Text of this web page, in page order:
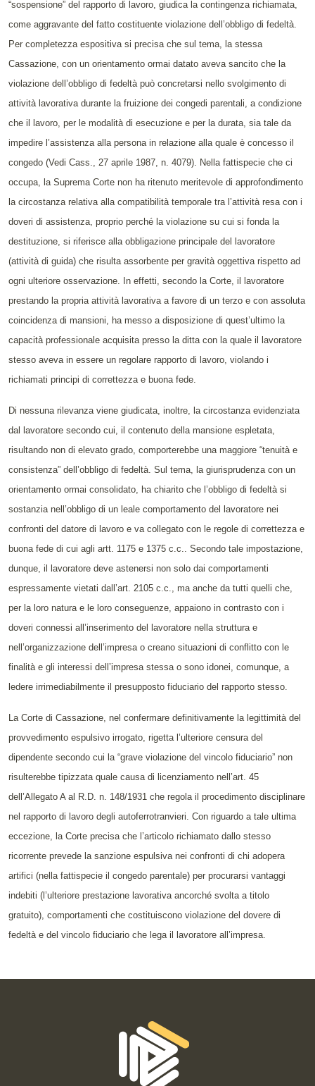
“sospensione” del rapporto di lavoro, giudica la contingenza richiamata,
come aggravante del fatto costituente violazione dell’obbligo di fedeltà.
Per completezza espositiva si precisa che sul tema, la stessa
Cassazione, con un orientamento ormai datato aveva sancito che la
violazione dell’obbligo di fedeltà può concretarsi nello svolgimento di
attività lavorativa durante la fruizione dei congedi parentali, a condizione
che il lavoro, per le modalità di esecuzione e per la durata, sia tale da
impedire l’assistenza alla persona in relazione alla quale è concesso il
congedo (Vedi Cass., 27 aprile 1987, n. 4079). Nella fattispecie che ci
occupa, la Suprema Corte non ha ritenuto meritevole di approfondimento
la circostanza relativa alla compatibilità temporale tra l’attività resa con i
doveri di assistenza, proprio perché la violazione su cui si fonda la
destituzione, si riferisce alla obbligazione principale del lavoratore
(attività di guida) che risulta assorbente per gravità oggettiva rispetto ad
ogni ulteriore osservazione. In effetti, secondo la Corte, il lavoratore
prestando la propria attività lavorativa a favore di un terzo e con assoluta
coincidenza di mansioni, ha messo a disposizione di quest’ultimo la
capacità professionale acquisita presso la ditta con la quale il lavoratore
stesso aveva in essere un regolare rapporto di lavoro, violando i
richiamati principi di correttezza e buona fede.
Di nessuna rilevanza viene giudicata, inoltre, la circostanza evidenziata
dal lavoratore secondo cui, il contenuto della mansione espletata,
risultando non di elevato grado, comporterebbe una maggiore “tenuità e
consistenza” dell’obbligo di fedeltà. Sul tema, la giurisprudenza con un
orientamento ormai consolidato, ha chiarito che l’obbligo di fedeltà si
sostanzia nell’obbligo di un leale comportamento del lavoratore nei
confronti del datore di lavoro e va collegato con le regole di correttezza e
buona fede di cui agli artt. 1175 e 1375 c.c.. Secondo tale impostazione,
dunque, il lavoratore deve astenersi non solo dai comportamenti
espressamente vietati dall’art. 2105 c.c., ma anche da tutti quelli che,
per la loro natura e le loro conseguenze, appaiono in contrasto con i
doveri connessi all’inserimento del lavoratore nella struttura e
nell’organizzazione dell’impresa o creano situazioni di conflitto con le
finalità e gli interessi dell’impresa stessa o sono idonei, comunque, a
ledere irrimediabilmente il presupposto fiduciario del rapporto stesso.
La Corte di Cassazione, nel confermare definitivamente la legittimità del
provvedimento espulsivo irrogato, rigetta l’ulteriore censura del
dipendente secondo cui la “grave violazione del vincolo fiduciario” non
risulterebbe tipizzata quale causa di licenziamento nell’art. 45
dell’Allegato A al R.D. n. 148/1931 che regola il procedimento disciplinare
nel rapporto di lavoro degli autoferrotranvieri. Con riguardo a tale ultima
eccezione, la Corte precisa che l’articolo richiamato dallo stesso
ricorrente prevede la sanzione espulsiva nei confronti di chi adopera
artifici (nella fattispecie il congedo parentale) per procurarsi vantaggi
indebiti (l’ulteriore prestazione lavorativa ancorché svolta a titolo
gratuito), comportamenti che costituiscono violazione del dovere di
fedeltà e del vincolo fiduciario che lega il lavoratore all’impresa.
Informazioni di contatto e link